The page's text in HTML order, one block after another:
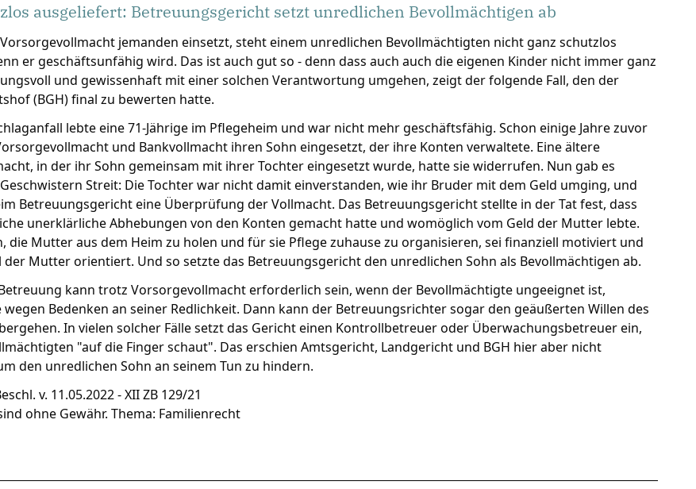
ausgeliefert: Betreuungsgericht setzt unredlichen Bevollmächtigen ab
jemanden einsetzt, steht einem unredlichen Bevollmächtigten nicht ganz schutzlos
er geschäftsunfähig wird. Das ist auch gut so - denn dass auch auch die eigenen Kinder nicht immer ganz
und gewissenhaft mit einer solchen Verantwortung umgehen, zeigt der folgende Fall, den der
(BGH) final zu bewerten hatte.
lebte eine 71-Jährige im Pflegeheim und war nicht mehr geschäftsfähig. Schon einige Jahre zuvor
und Bankvollmacht ihren Sohn eingesetzt, der ihre Konten verwaltete. Eine ältere
in der ihr Sohn gemeinsam mit ihrer Tochter eingesetzt wurde, hatte sie widerrufen. Nun gab es
Streit: Die Tochter war nicht damit einverstanden, wie ihr Bruder mit dem Geld umging, und
Betreuungsgericht eine Überprüfung der Vollmacht. Das Betreuungsgericht stellte in der Tat fest, dass
unerklärliche Abhebungen von den Konten gemacht hatte und womöglich vom Geld der Mutter lebte.
die Mutter aus dem Heim zu holen und für sie Pflege zuhause zu organisieren, sei finanziell motiviert und
der Mutter orientiert. Und so setzte das Betreuungsgericht den unredlichen Sohn als Bevollmächtigen ab.
kann trotz Vorsorgevollmacht erforderlich sein, wenn der Bevollmächtigte ungeeignet ist,
wegen Bedenken an seiner Redlichkeit. Dann kann der Betreuungsrichter sogar den geäußerten Willen des
In vielen solcher Fälle setzt das Gericht einen Kontrollbetreuer oder Überwachungsbetreuer ein,
"auf die Finger schaut". Das erschien Amtsgericht, Landgericht und BGH hier aber nicht
den unredlichen Sohn an seinem Tun zu hindern.
v. 11.05.2022 - XII ZB 129/21
ohne Gewähr. Thema: Familienrecht